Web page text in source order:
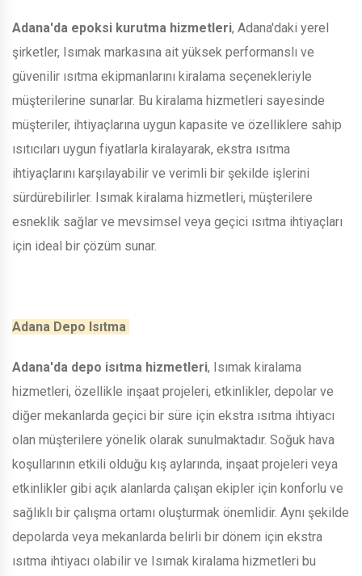
Adana'da epoksi kurutma hizmetleri, Adana'daki yerel
şirketler, Isımak markasına ait yüksek performanslı ve
güvenilir ısıtma ekipmanlarını kiralama seçenekleriyle
müşterilerine sunarlar. Bu kiralama hizmetleri sayesinde
müşteriler, ihtiyaçlarına uygun kapasite ve özelliklere sahip
ısıtıcıları uygun fiyatlarla kiralayarak, ekstra ısıtma
ihtiyaçlarını karşılayabilir ve verimli bir şekilde işlerini
sürdürebilirler. Isımak kiralama hizmetleri, müşterilere
esneklik sağlar ve mevsimsel veya geçici ısıtma ihtiyaçları
için ideal bir çözüm sunar.
Adana Depo Isıtma
Adana'da depo isıtma hizmetleri, Isımak kiralama
hizmetleri, özellikle inşaat projeleri, etkinlikler, depolar ve
diğer mekanlarda geçici bir süre için ekstra ısıtma ihtiyacı
olan müşterilere yönelik olarak sunulmaktadır. Soğuk hava
koşullarının etkili olduğu kış aylarında, inşaat projeleri veya
etkinlikler gibi açık alanlarda çalışan ekipler için konforlu ve
sağlıklı bir çalışma ortamı oluşturmak önemlidir. Aynı şekilde
depolarda veya mekanlarda belirli bir dönem için ekstra
ısıtma ihtiyacı olabilir ve Isımak kiralama hizmetleri bu